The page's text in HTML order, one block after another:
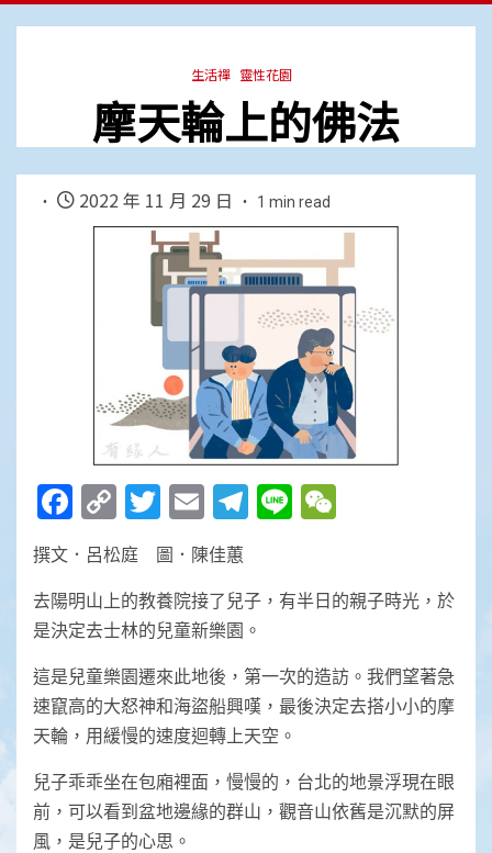
生活禪 靈性花園
摩天輪上的佛法
2022 年 11 月 29 日 1 min read
Facebook
Copy
Link
Twitter
EmailTelegram
Line
撰文．呂松庭 圖．陳佳蕙
去陽明山上的教養院接了兒子，有半日的親子時光，於
是決定去士林的兒童新樂園。
這是兒童樂園遷來此地後，第一次的造訪。我們望著急
速竄高的大怒神和海盜船興嘆，最後決定去搭小小的摩
天輪，用緩慢的速度迴轉上天空。
兒子乖乖坐在包廂裡面，慢慢的，台北的地景浮現在眼
前，可以看到盆地邊緣的群山，觀音山依舊是沉默的屏
風，是兒子的心思。